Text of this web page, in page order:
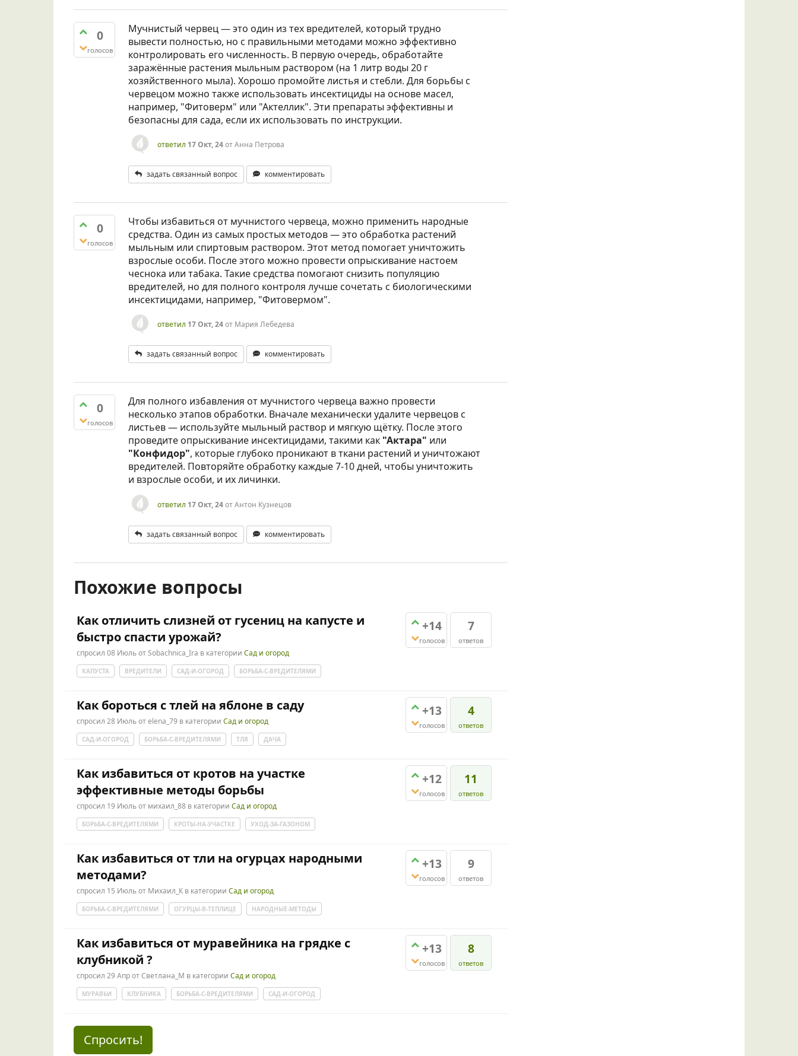
0
голосов
Мучнистый червец — это один из тех вредителей, который трудно
вывести полностью, но с правильными методами можно эффективно
контролировать его численность. В первую очередь, обработайте
заражённые растения мыльным раствором (на 1 литр воды 20 г
хозяйственного мыла). Хорошо промойте листья и стебли. Для борьбы с
червецом можно также использовать инсектициды на основе масел,
например, "Фитоверм" или "Актеллик". Эти препараты эффективны и
безопасны для сада, если их использовать по инструкции.
ответил 17 Окт, 24отАнна Петрова
задать связанный вопрос комментировать
0
голосов
Чтобы избавиться от мучнистого червеца, можно применить народные
средства. Один из самых простых методов — это обработка растений
мыльным или спиртовым раствором. Этот метод помогает уничтожить
взрослые особи. После этого можно провести опрыскивание настоем
чеснока или табака. Такие средства помогают снизить популяцию
вредителей, но для полного контроля лучше сочетать с биологическими
инсектицидами, например, "Фитовермом".
ответил 17 Окт, 24от Мария Лебедева
задать связанный вопрос комментировать
0
голосов
Для полного избавления от мучнистого червеца важно провести
несколько этапов обработки. Вначале механически удалите червецов с
листьев — используйте мыльный раствор и мягкую щётку. После этого
проведите опрыскивание инсектицидами, такими как "Актара" или
"Конфидор", которые глубоко проникают в ткани растений и уничтожают
вредителей. Повторяйте обработку каждые 7-10 дней, чтобы уничтожить
и взрослые особи, и их личинки.
ответил 17 Окт, 24отАнтон Кузнецов
задать связанный вопрос комментировать
Похожие вопросы
+14
голосов
7
ответов
Как отличить слизней от гусениц на капусте и
быстро спасти урожай?
спросил 08 ИюльотSobachnica_Ira в категории Сад и огород
КАПУСТА ВРЕДИТЕЛИ САД-И-ОГОРОД БОРЬБА-С-ВРЕДИТЕЛЯМИ
+13
голосов
4
ответов
Как бороться с тлей на яблоне в саду
спросил 28 Июльотelena_79 в категории Сад и огород
САД-И-ОГОРОД БОРЬБА-С-ВРЕДИТЕЛЯМИ ТЛЯ ДАЧА
+12
голосов
11
ответов
Как избавиться от кротов на участке
эффективные методы борьбы
спросил 19 Июльот михаил_88 в категории Сад и огород
БОРЬБА-С-ВРЕДИТЕЛЯМИ КРОТЫ-НА-УЧАСТКЕ УХОД-ЗА-ГАЗОНОМ
+13
голосов
9
ответов
Как избавиться от тли на огурцах народными
методами?
спросил 15 Июльот Михаил_К в категории Сад и огород
БОРЬБА-С-ВРЕДИТЕЛЯМИ ОГУРЦЫ-В-ТЕПЛИЦЕ НАРОДНЫЕ-МЕТОДЫ
+13
голосов
8
ответов
Как избавиться от муравейника на грядке с
клубникой ?
спросил 29 АпротСветлана_М в категории Сад и огород
МУРАВЬИ КЛУБНИКА БОРЬБА-С-ВРЕДИТЕЛЯМИ САД-И-ОГОРОД
Спросить!